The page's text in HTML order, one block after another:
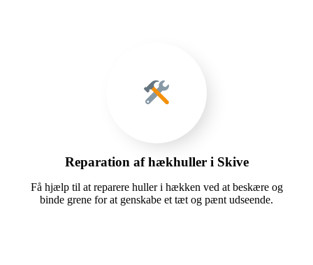
Reparation af hækhuller i Skive
Få hjælp til at reparere huller i hækken ved at beskære og
binde grene for at genskabe et tæt og pænt udseende.